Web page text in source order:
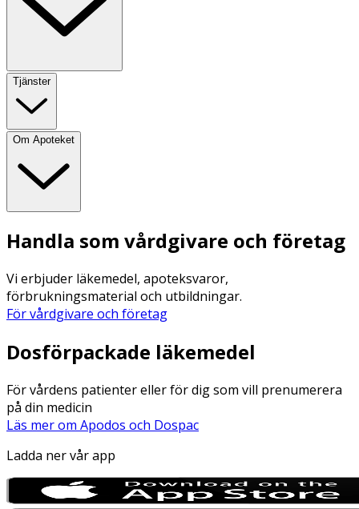
Tjänster
Om Apoteket
Handla som vårdgivare och företag
Vi erbjuder läkemedel, apoteksvaror,
förbrukningsmaterial och utbildningar.
För vårdgivare och företag
Dosförpackade läkemedel
För vårdens patienter eller för dig som vill prenumerera
på din medicin
Läs mer om Apodos och Dospac
Ladda ner vår app